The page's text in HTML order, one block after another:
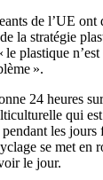
de l’UE ont
la stratégie
plastique
».
24 heures
qui
les jours
se met en
le jour.